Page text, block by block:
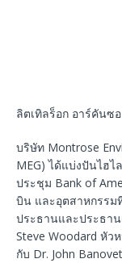
ลิตเทิลร็อก อาร์คันซ
บริษัท Montrose
MEG) ได้แบ่งปันไฮ
ประชุม Bank of
บิน และอุตสาหกรรม
ประธานและประธา
Steve Woodard หัว
กับ Dr. John